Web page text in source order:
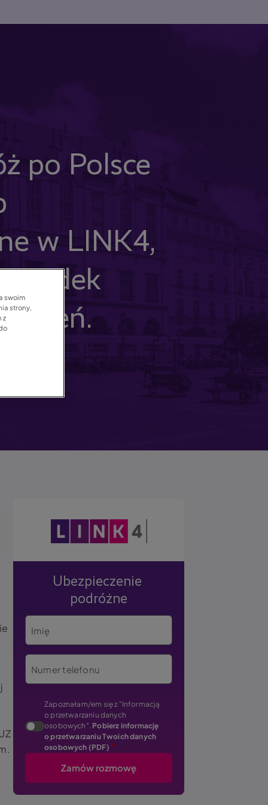
po Polsce
w LINK4,
Obraz
Ubezpieczenie
podróżne
Imię
Numer telefonu
Zapoznałam/em się z "Informacją
o przetwarzaniu danych
osobowych". Pobierz informację
o przetwarzaniu Twoich danych
osobowych (PDF)
swoim
strony,
z